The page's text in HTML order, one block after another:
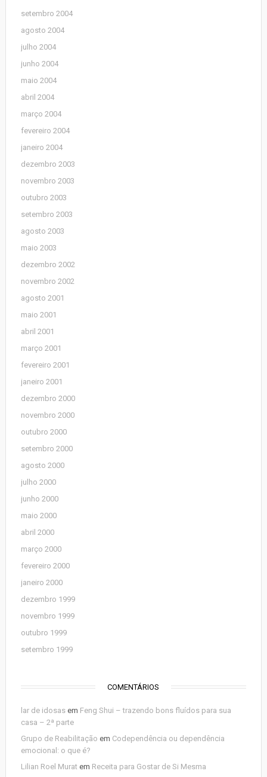
setembro 2004
agosto 2004
julho 2004
junho 2004
maio 2004
abril 2004
março 2004
fevereiro 2004
janeiro 2004
dezembro 2003
novembro 2003
outubro 2003
setembro 2003
agosto 2003
maio 2003
dezembro 2002
novembro 2002
agosto 2001
maio 2001
abril 2001
março 2001
fevereiro 2001
janeiro 2001
dezembro 2000
novembro 2000
outubro 2000
setembro 2000
agosto 2000
julho 2000
junho 2000
maio 2000
abril 2000
março 2000
fevereiro 2000
janeiro 2000
dezembro 1999
novembro 1999
outubro 1999
setembro 1999
COMENTÁRIOS
lar de idosasem Feng Shui – trazendo bons fluídos para sua
casa – 2ª parte
Grupo de Reabilitação em Codependência ou dependência
emocional: o que é?
Lilian Roel Murat em Receita para Gostar de Si Mesma